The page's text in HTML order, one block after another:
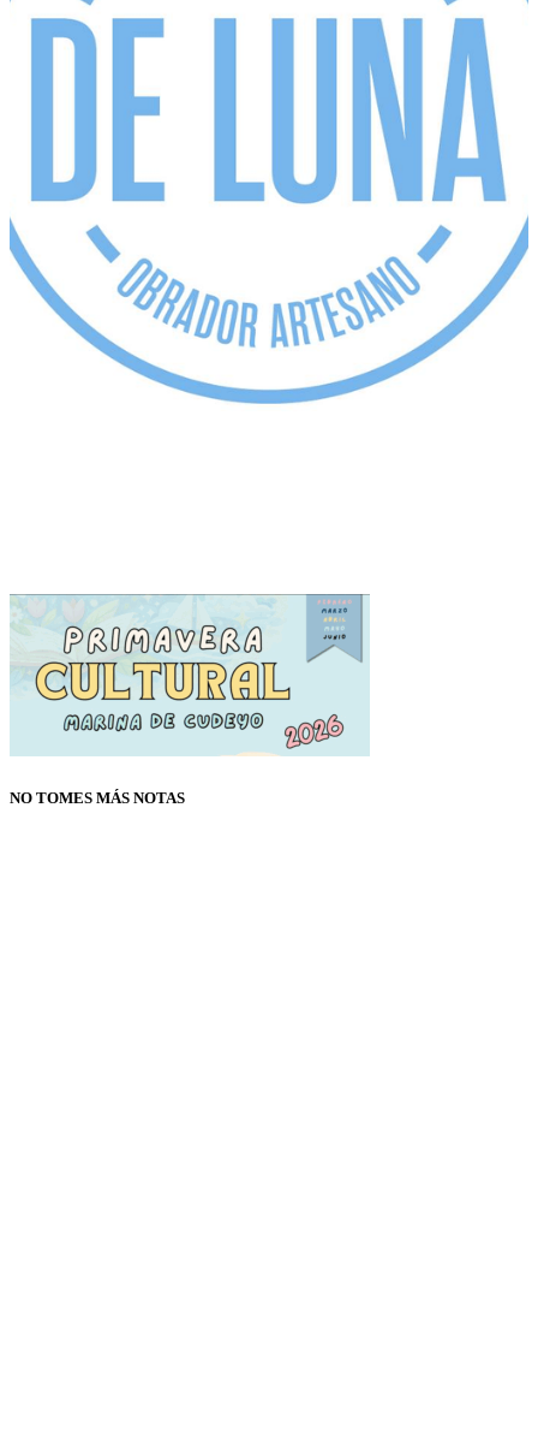
NO TOMES MÁS NOTAS